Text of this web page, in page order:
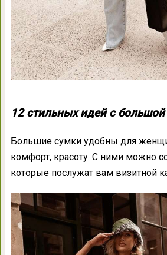
12 стильных идей с
Большие сумки удобны для
комфорт, красоту. С ними можно
которые послужат вам визитной